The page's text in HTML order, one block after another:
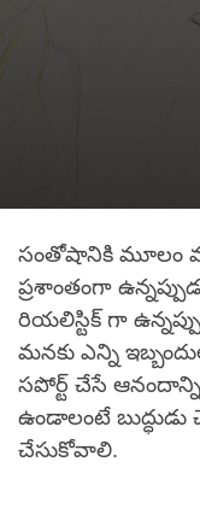
సంతోషానికి మూలం
ప్రశాంతంగా
రియలిస్టిక్ గా
మనకు ఎన్ని
సపోర్ట్ చేసే
ఉండాలంటే
చేసుకోవాలి.